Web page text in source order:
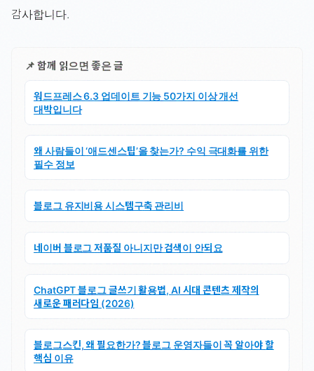
감사합니다.
📌 함께 읽으면 좋은 글
워드프레스 6.3 업데이트 기능 50가지 이상 개선
대박입니다
왜 사람들이 ‘애드센스팁’을 찾는가? 수익 극대화를 위한
필수 정보
블로그 유지비용 시스템구축 관리비
네이버 블로그 저품질 아니지만 검색이 안되요
ChatGPT 블로그 글쓰기 활용법, AI 시대 콘텐츠 제작의
새로운 패러다임 (2026)
블로그스킨, 왜 필요한가? 블로그 운영자들이 꼭 알아야 할
핵심 이유